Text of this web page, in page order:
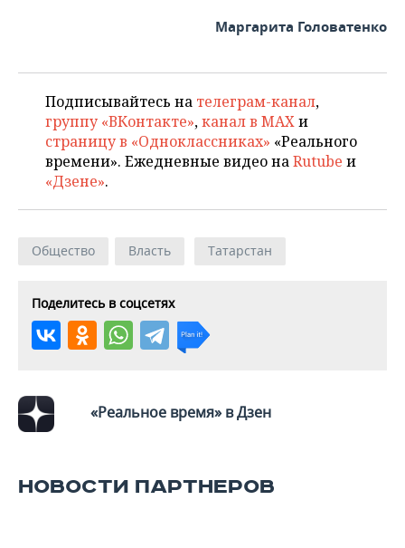
Маргарита Головатенко
Подписывайтесь на телеграм-канал,
группу «ВКонтакте»,канал в MAXи
страницу в «Одноклассниках» «Реального
времени». Ежедневные видео наRutube и
«Дзене».
Общество Власть Татарстан
Поделитесь в соцсетях
«Реальное время» в Дзен
НОВОСТИ ПАРТНЕРОВ